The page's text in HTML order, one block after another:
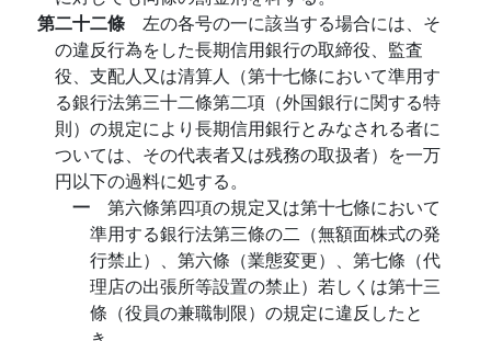
第二十二條 左の各号の一に該当する場合には、そ
の違反行為をした長期信用銀行の取締役、監査
役、支配人又は清算人（第十七條において準用す
る銀行法第三十二條第二項（外国銀行に関する特
則）の規定により長期信用銀行とみなされる者に
ついては、その代表者又は残務の取扱者）を一万
円以下の過料に処する。
一 第六條第四項の規定又は第十七條において
準用する銀行法第三條の二（無額面株式の発
行禁止）、第六條（業態変更）、第七條（代
理店の出張所等設置の禁止）若しくは第十三
條（役員の兼職制限）の規定に違反したと